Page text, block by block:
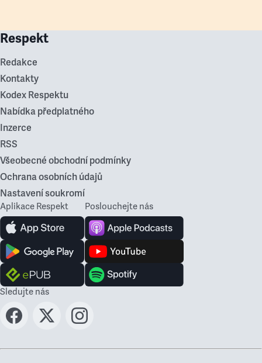
Respekt
Redakce
Kontakty
Kodex Respektu
Nabídka předplatného
Inzerce
RSS
Všeobecné obchodní podmínky
Ochrana osobních údajů
Nastavení soukromí
Aplikace Respekt Poslouchejte nás
Sledujte nás